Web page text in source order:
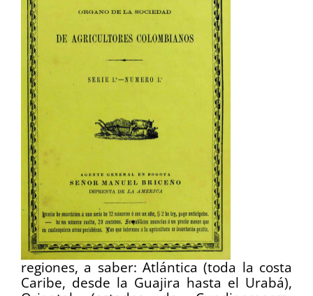
regiones, a saber: Atlántica (toda la costa
Caribe, desde la Guajira hasta el Urabá),